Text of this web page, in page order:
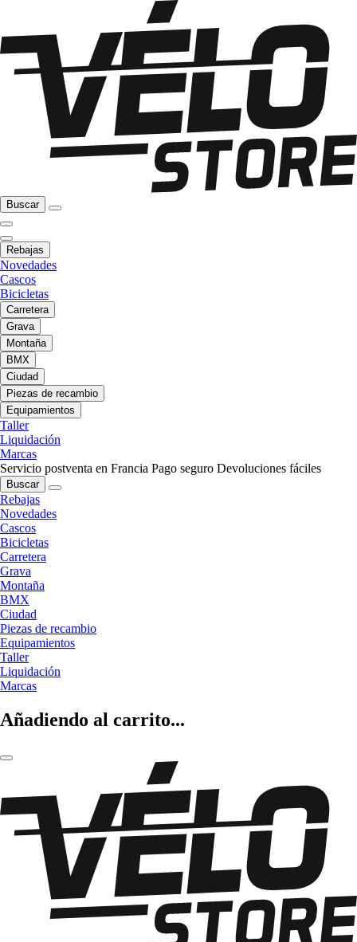
Buscar
Rebajas
Novedades
Cascos
Bicicletas
Carretera
Grava
Montaña
BMX
Ciudad
Piezas de recambio
Equipamientos
Taller
Liquidación
Marcas
Servicio postventa en Francia Pago seguro Devoluciones fáciles
Buscar
Rebajas
Novedades
Cascos
Bicicletas
Carretera
Grava
Montaña
BMX
Ciudad
Piezas de recambio
Equipamientos
Taller
Liquidación
Marcas
Añadiendo al carrito...